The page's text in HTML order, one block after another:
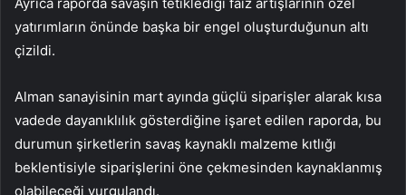
yatırımların önünde başka bir engel oluşturduğunun altı
çizildi.
Alman sanayisinin mart ayında güçlü siparişler alarak kısa
vadede dayanıklılık gösterdiğine işaret edilen raporda, bu
durumun şirketlerin savaş kaynaklı malzeme kıtlığı
beklentisiyle siparişlerini öne çekmesinden kaynaklanmış
olabileceği vurgulandı.